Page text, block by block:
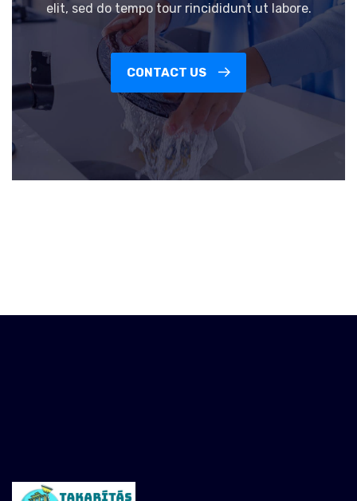
elit, sed do tempo tour rincididunt ut labore.
CONTACT US